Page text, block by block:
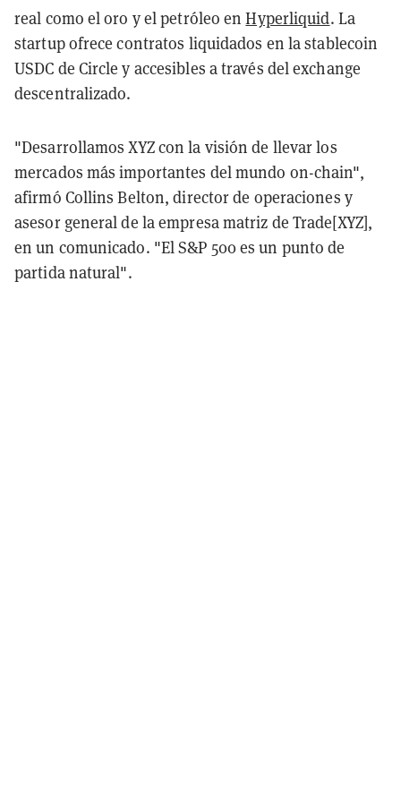
real como el oro y el petróleo enHyperliquid. La
startup ofrece contratos liquidados en la stablecoin
USDC de Circle y accesibles a través del exchange
descentralizado.
"Desarrollamos XYZ con la visión de llevar los
mercados más importantes del mundo on-chain",
afirmó Collins Belton, director de operaciones y
asesor general de la empresa matriz de Trade[XYZ],
en un comunicado. "El S&P 500 es un punto de
partida natural".